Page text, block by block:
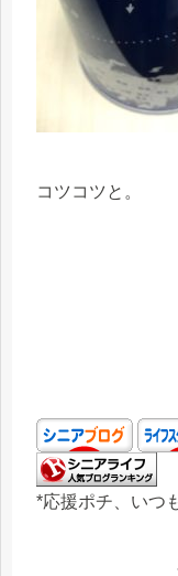
コツコツと。
*応援ポチ、いつ